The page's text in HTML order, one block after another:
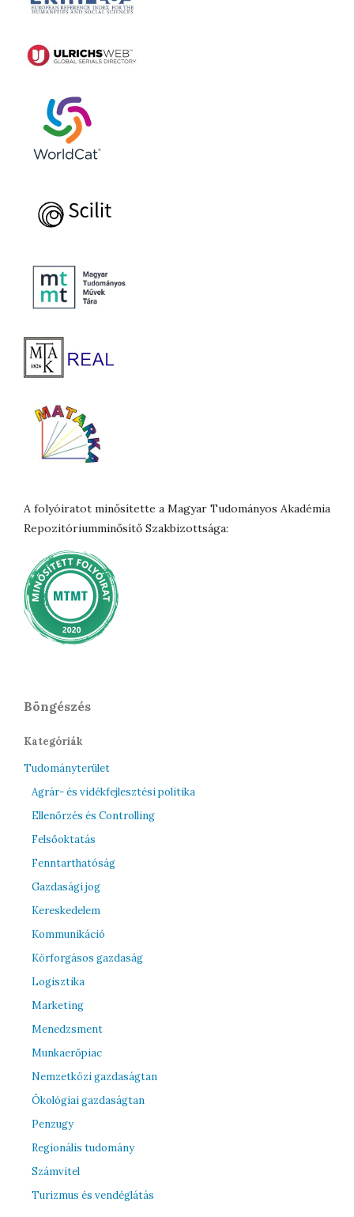
A folyóiratot minősítette a Magyar Tudományos Akadémia
Repozitóriumminősítő Szakbizottsága:
Böngészés
Kategóriák
Tudományterület
Agrár- és vidékfejlesztési politika
Ellenőrzés és Controlling
Felsőoktatás
Fenntarthatóság
Gazdasági jog
Kereskedelem
Kommunikáció
Körforgásos gazdaság
Logisztika
Marketing
Menedzsment
Munkaerőpiac
Nemzetközi gazdaságtan
Ökológiai gazdaságtan
Penzugy
Regionális tudomány
Számvitel
Turizmus és vendéglátás